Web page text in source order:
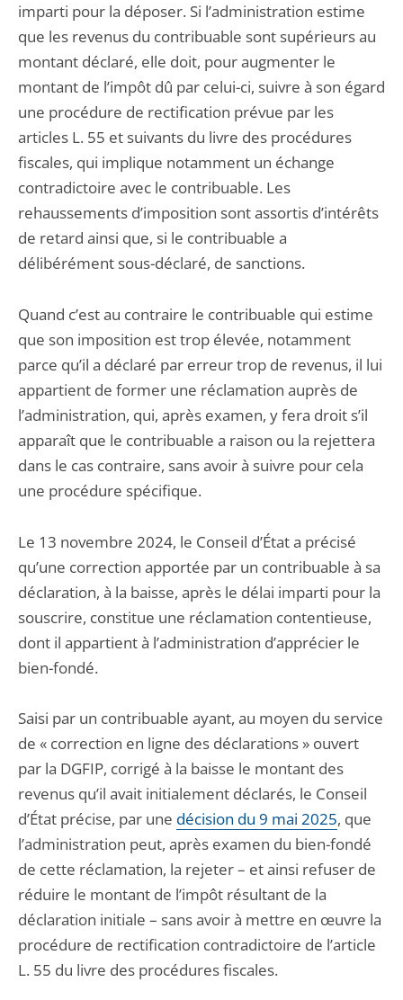
imparti pour la déposer. Si l’administration estime
que les revenus du contribuable sont supérieurs au
montant déclaré, elle doit, pour augmenter le
montant de l’impôt dû par celui-ci, suivre à son égard
une procédure de rectification prévue par les
articles L. 55 et suivants du livre des procédures
fiscales, qui implique notamment un échange
contradictoire avec le contribuable. Les
rehaussements d’imposition sont assortis d’intérêts
de retard ainsi que, si le contribuable a
délibérément sous-déclaré, de sanctions.
Quand c’est au contraire le contribuable qui estime
que son imposition est trop élevée, notamment
parce qu’il a déclaré par erreur trop de revenus, il lui
appartient de former une réclamation auprès de
l’administration, qui, après examen, y fera droit s’il
apparaît que le contribuable a raison ou la rejettera
dans le cas contraire, sans avoir à suivre pour cela
une procédure spécifique.
Le 13 novembre 2024, le Conseil d’État a précisé
qu’une correction apportée par un contribuable à sa
déclaration, à la baisse, après le délai imparti pour la
souscrire, constitue une réclamation contentieuse,
dont il appartient à l’administration d’apprécier le
bien-fondé.
Saisi par un contribuable ayant, au moyen du service
de « correction en ligne des déclarations » ouvert
par la DGFIP, corrigé à la baisse le montant des
revenus qu’il avait initialement déclarés, le Conseil
d’État précise, par une décision du 9 mai 2025, que
l’administration peut, après examen du bien-fondé
de cette réclamation, la rejeter – et ainsi refuser de
réduire le montant de l’impôt résultant de la
déclaration initiale – sans avoir à mettre en œuvre la
procédure de rectification contradictoire de l’article
L. 55 du livre des procédures fiscales.